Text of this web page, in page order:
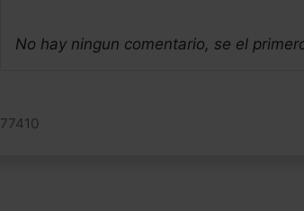
No hay ningun comentario, se el
77410